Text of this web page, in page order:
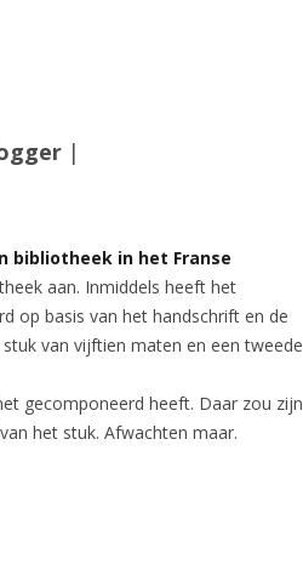
|
bibliotheek in het Franse
aan. Inmiddels heeft het
op basis van het handschrift en de
van vijftien maten en een tweede
gecomponeerd heeft. Daar zou zijn
het stuk. Afwachten maar.